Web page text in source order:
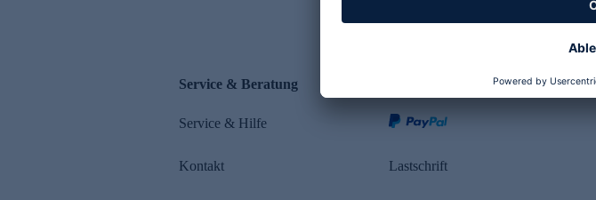
Service & Beratung
Service & Hilfe
Kontakt Lastschrift